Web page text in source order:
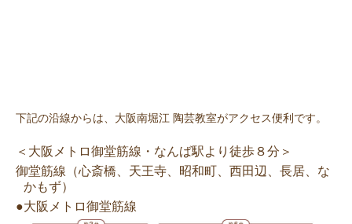
下記の沿線からは、大阪南堀江 陶芸教室がアクセス便利です。
＜大阪メトロ御堂筋線・なんば駅より徒歩８分＞
御堂筋線（心斎橋、天王寺、昭和町、西田辺、長居、な
かもず）
●大阪メトロ御堂筋線